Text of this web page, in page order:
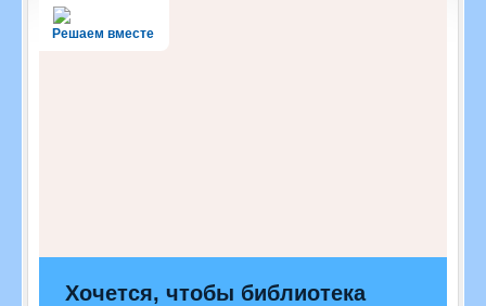
Решаем вместе
Хочется, чтобы библиотека